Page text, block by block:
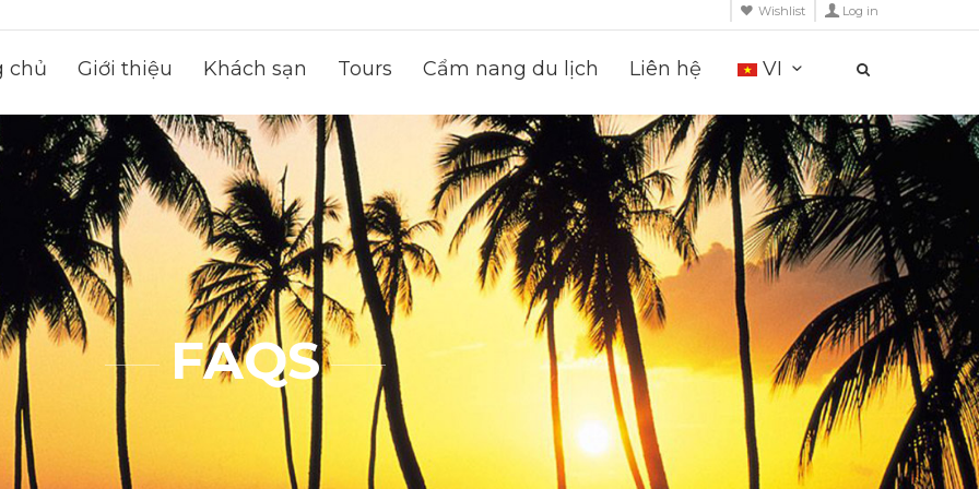
Wishlist Log in
chủ Giới thiệu Khách sạn Tours Cẩm nang du lịch Liên hệ VI
FAQS